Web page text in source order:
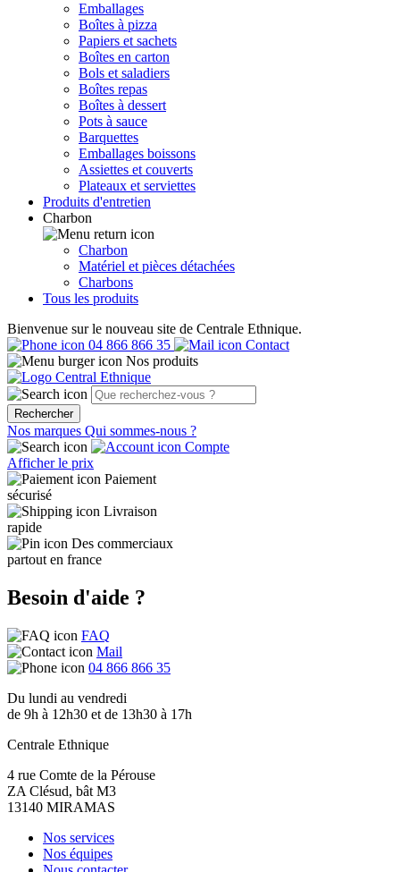
Emballages
Boîtes à pizza
Papiers et sachets
Boîtes en carton
Bols et saladiers
Boîtes repas
Boîtes à dessert
Pots à sauce
Barquettes
Emballages boissons
Assiettes et couverts
Plateaux et serviettes
Produits d'entretien
Charbon
Charbon
Matériel et pièces détachées
Charbons
Tous les produits
Bienvenue sur le nouveau site de Centrale Ethnique.
04 866 866 35
Contact
Nos produits
Rechercher
Nos marques Qui sommes-nous ?
Compte
Afficher le prix
Paiement
sécurisé
Livraison
rapide
Des commerciaux
partout en france
Besoin d'aide ?
FAQ
Mail
04 866 866 35
Du lundi au vendredi
de 9h à 12h30 et de 13h30 à 17h
Centrale Ethnique
4 rue Comte de la Pérouse
ZA Clésud, bât M3
13140 MIRAMAS
Nos services
Nos équipes